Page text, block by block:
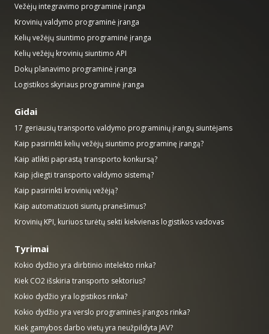
Vežėjų integravimo programinė įranga
Krovinių valdymo programinė įranga
Kelių vežėjų siuntimo programinė įranga
Kelių vežėjų krovinių siuntimo API
Dokų planavimo programinė įranga
Logistikos skyriaus programinė įranga
Gidai
17 geriausių transporto valdymo programinių įrangų siuntėjams
Kaip pasirinkti kelių vežėjų siuntimo programinę įrangą?
Kaip atlikti paprastą transporto konkursą?
Kaip įdiegti transporto valdymo sistemą?
Kaip pasirinkti krovinių vežėją?
Kaip automatizuoti siuntų pranešimus?
Krovinių KPI, kuriuos turėtų sekti kiekvienas logistikos vadovas
Tyrimai
Kokio dydžio yra dirbtinio intelekto rinka?
Kiek CO2 išskiria transporto sektorius?
Kokio dydžio yra logistikos rinka?
Kokio dydžio yra verslo programinės įrangos rinka?
Kiek gamybos darbo vietų yra neužpildyta JAV?